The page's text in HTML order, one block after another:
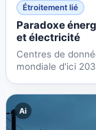
Étroitement lié
Paradoxe
et électricité
Centres de
mondiale d'ici
Ai